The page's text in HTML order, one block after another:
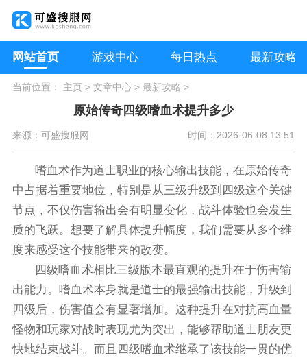
网站首页 游戏中心 每日热点 最新攻略
当前位置： 主页> 文章中心> 最新攻略 >
原始传奇四级嗜血术提升多少
来源：可盛搜服网 时间：2026-06-08 13:51
嗜血术作为道士职业的核心输出技能，在原始传奇
中占据着重要地位，特别是从三级升级到四级这个关键
节点，不仅伤害输出会有明显变化，战斗体验也会发生
质的飞跃。想要了解具体提升幅度，我们需要从多个维
度来感受这个技能带来的改变。
四级嗜血术相比三级版本最直观的提升在于伤害输
出能力。嗜血术本身就是道士的最强输出技能，升级到
四级后，伤害值会有显著增加。这种提升在对抗高血量
怪物和玩家对战时表现尤为突出，能够帮助道士朋友更
快地结束战斗。而且四级嗜血术继承了该技能一贯的优